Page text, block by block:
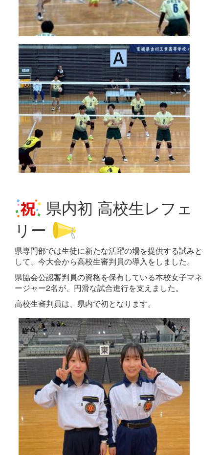
県内初 高校生レフェ
リー
県専門部では生徒に新たな活躍の場を提供する試みと
して、今大会から高校生審判員の導入をしました。
県協会公認審判員の資格を保有している本校女子マネ
ージャー2名が、円滑な試合進行を支えました。
高校生審判員は、県内で初となります。